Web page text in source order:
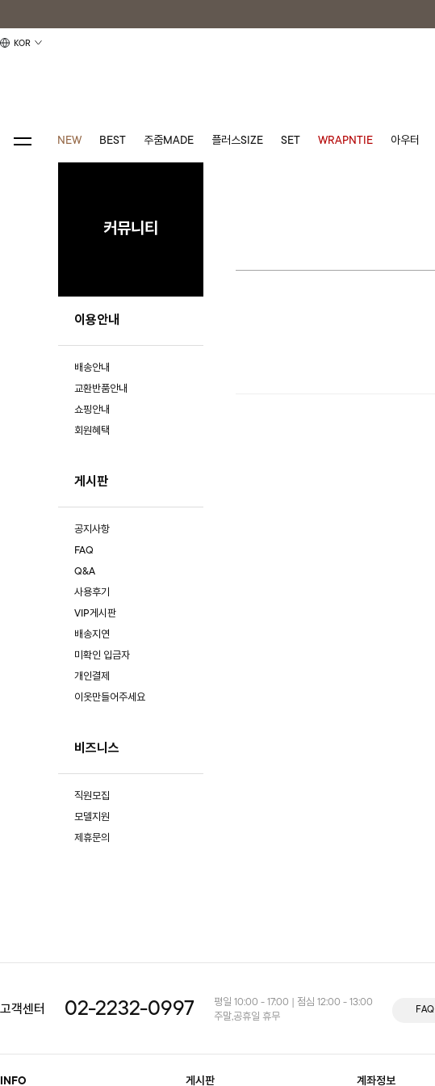
KOR
NEW BEST 주줌MADE 플러스SIZE SET WRAPNTIE 아우터
커뮤니티
이용안내
배송안내
교환반품안내
쇼핑안내
회원혜택
게시판
공지사항
FAQ
Q&A
사용후기
VIP게시판
배송지연
미확인 입금자
개인결제
이옷만들어주세요
비즈니스
직원모집
모델지원
제휴문의
고객센터 02-2232-0997
평일 10:00 - 17:00 | 점심 12:00 - 13:00
주말,공휴일 휴무
FAQ
INFO 게시판 계좌정보